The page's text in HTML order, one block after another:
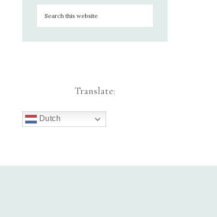
Translate:
Dutch